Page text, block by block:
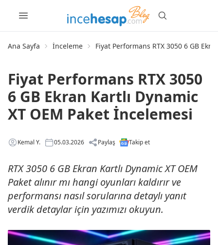
Ana Sayfa İnceleme Fiyat Performans RTX 3050 6 GB
Fiyat Performans RTX 3050
6 GB Ekran Kartlı Dynamic
XT OEM Paket İncelemesi
Kemal Y. 05.03.2026 Paylaş Takip et
RTX 3050 6 GB Ekran Kartlı Dynamic XT OEM
Paket alınır mı hangi oyunları kaldırır ve
performansı nasıl sorularına detaylı yanıt
verdik detaylar için yazımızı okuyun.